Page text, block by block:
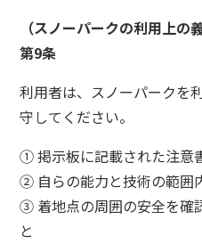
（スノーパークの利用上の義
第9条
利用者は、スノーパークを
守してください。
① 掲示板に記載された注意
② 自らの能力と技術の範囲
③ 着地点の周囲の安全を確
と